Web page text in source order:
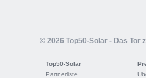
© 2026 Top50-Solar - Das Tor
Top50-Solar
Partnerliste